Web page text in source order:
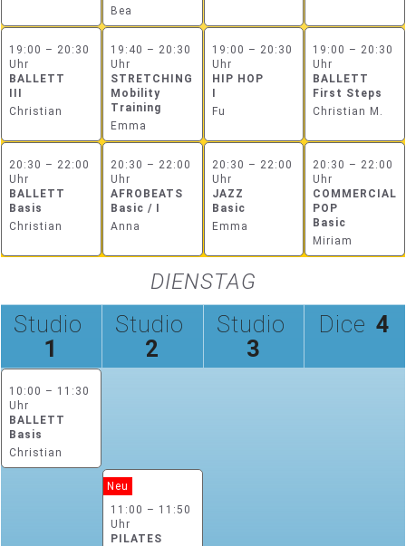
19:00 – 20:30
Uhr
BALLETT
III
Christian
20:30 – 22:00
Uhr
BALLETT
Basis
Christian
Bea
19:40 – 20:30
Uhr
STRETCHING
Mobility
Training
Emma
20:30 – 22:00
Uhr
AFROBEATS
Basic / I
Anna
19:00 – 20:30
Uhr
HIP HOP
I
Fu
20:30 – 22:00
Uhr
JAZZ
Basic
Emma
19:00 – 20:30
Uhr
BALLETT
First Steps
Christian M.
20:30 – 22:00
Uhr
COMMERCIAL
POP
Basic
Miriam
DIENSTAG
Studio
1
10:00 – 11:30
Uhr
BALLETT
Basis
Christian
Studio
2
Neu
11:00 – 11:50
Uhr
PILATES
Studio
3
Dice 4